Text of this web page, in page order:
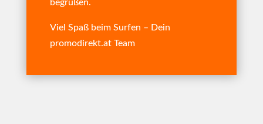
begrüßen.
Viel Spaß beim Surfen – Dein
promodirekt.at Team